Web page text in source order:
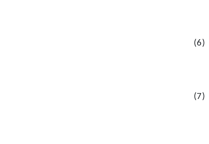
(6)
(7)